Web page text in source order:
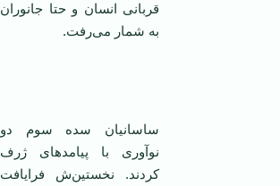
قربانی انسان و حتا جانوران
به شمار می‌رفت.
ساسانیان سده سوم دو
نوآوری با پیامد‌های ژرف
کردند. نخستین‌ش ‌فرایافت